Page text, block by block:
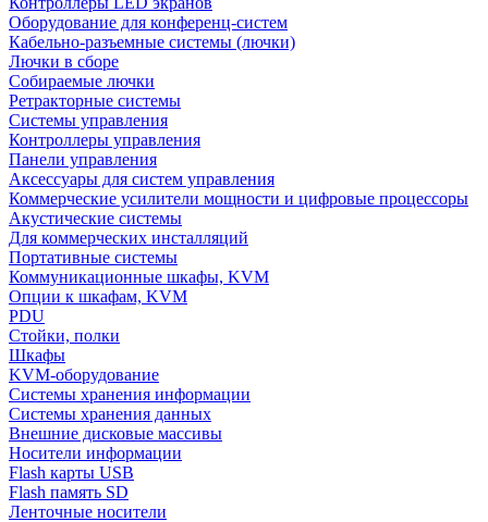
Оборудование для конференц-систем
Кабельно-разъемные системы (лючки)
Лючки в сборе
Собираемые лючки
Ретракторные системы
Системы управления
Контроллеры управления
Панели управления
Аксессуары для систем управления
Коммерческие усилители мощности и цифровые процессоры
Акустические системы
Для коммерческих инсталляций
Портативные системы
Коммуникационные шкафы, KVM
Опции к шкафам, KVM
PDU
Стойки, полки
Шкафы
KVM-оборудование
Системы хранения информации
Системы хранения данных
Внешние дисковые массивы
Носители информации
Flash карты USB
Flash память SD
Ленточные носители